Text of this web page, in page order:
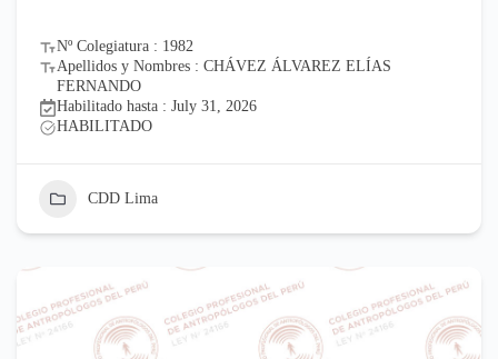
Nº Colegiatura : 1982
Apellidos y Nombres : CHÁVEZ ÁLVAREZ ELÍAS
FERNANDO
Habilitado hasta : July 31, 2026
HABILITADO
CDD Lima